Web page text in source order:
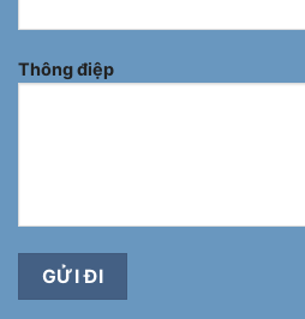
Thông điệp